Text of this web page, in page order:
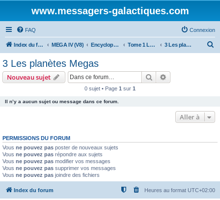
www.messagers-galactiques.com
FAQ Connexion
Index du forum MEGA IV (V8) Encyclopédie (V8) Tome 1 La Guilde 3 Les planètes Megas
3 Les planètes Megas
Nouveau sujet Rechercher
0 sujet • Page 1 sur 1
Il n’y a aucun sujet ou message dans ce forum.
Aller à
PERMISSIONS DU FORUM
Vous ne pouvez pas poster de nouveaux sujets
Vous ne pouvez pas répondre aux sujets
Vous ne pouvez pas modifier vos messages
Vous ne pouvez pas supprimer vos messages
Vous ne pouvez pas joindre des fichiers
Index du forum Heures au format UTC+02:00